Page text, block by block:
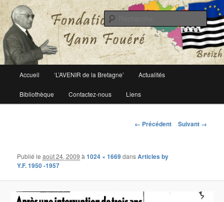
Fondation Yann Fouéré
Le site officiel de la fondation Yann Fouéré
principal
Aller
au
Accueil ‘L’AVENIR de la Bretagne’ Actualités
Bibliothèque Contactez-nous Liens
Navigation
← Précédent Suivant →
Publié leaoût 24, 2009 à1024 × 1669dansArticles by
Y.F. 1950 -1957